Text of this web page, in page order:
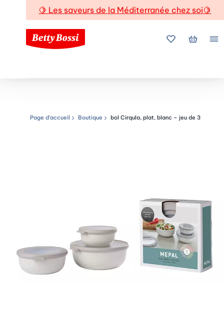
🍋 Les saveurs de la Méditerranée chez soi🍋
Mes favoris
Mon
Chemin de navigation
Page d’accueil Boutique bol Cirqula, plat, blanc – jeu de 3